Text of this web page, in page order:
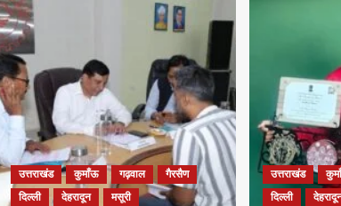
उत्तराखंड कुमाँऊ गढ़वाल
गैरसैण
दिल्ली
देहरादून मसूरी
उत्तराखंड
दिल्ली